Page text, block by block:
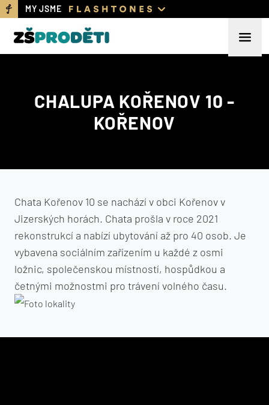
MY JSME
CHALUPA KOŘENOV 10 -
KOŘENOV
Chata Kořenov 10 se nachází v obci Kořenov v
Jizerských horách. Chata prošla v roce 2021
rekonstrukcí a nabízí ubytování až pro 40 osob. Je
vybavena sociálním zařízením u každé z osmi
ložnic, společenskou místností, hospůdkou a
četnými možnostmi pro trávení volného času.